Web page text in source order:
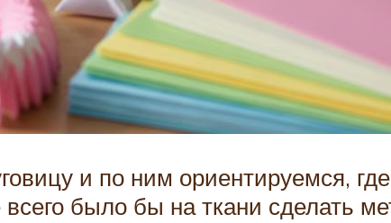
и по ним ориентируемся, где
было бы на ткани сделать